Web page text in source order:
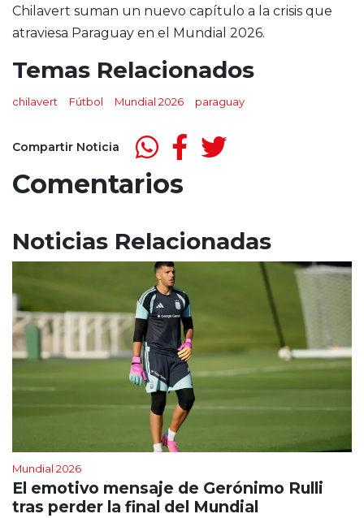
Chilavert suman un nuevo capítulo a la crisis que
atraviesa Paraguay en el Mundial 2026.
Temas Relacionados
chilavert Fútbol Mundial 2026 paraguay
Compartir Noticia
Comentarios
Noticias Relacionadas
Mundial 2026
El emotivo mensaje de Gerónimo Rulli
tras perder la final del Mundial